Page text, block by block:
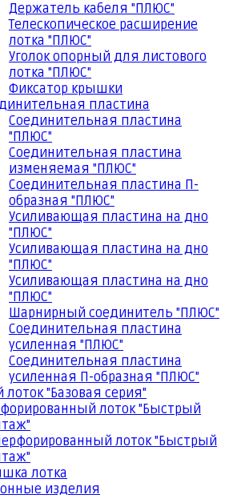
Держатель кабеля "ПЛЮС"
Телескопическое расширение
лотка "ПЛЮС"
Уголок опорный для листового
лотка "ПЛЮС"
Фиксатор крышки
пластина
Соединительная пластина
"ПЛЮС"
Соединительная пластина
изменяемая "ПЛЮС"
Соединительная пластина П-
образная "ПЛЮС"
Усиливающая пластина на дно
"ПЛЮС"
Усиливающая пластина на дно
"ПЛЮС"
Усиливающая пластина на дно
"ПЛЮС"
Шарнирный соединитель "ПЛЮС"
Соединительная пластина
усиленная "ПЛЮС"
Соединительная пластина
усиленная П-образная "ПЛЮС"
лоток "Базовая серия"
лоток "Быстрый
лоток "Быстрый
лотка
изделия